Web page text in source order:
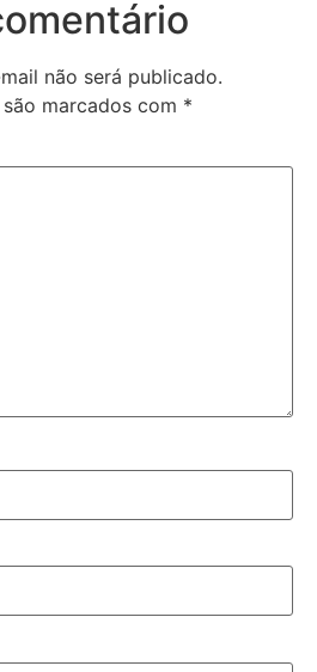
não será publicado.
marcados com *